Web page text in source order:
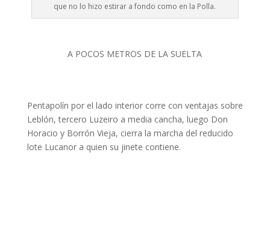
que no lo hizo estirar a fondo como en la Polla.
A POCOS METROS DE LA SUELTA
Pentapolín por el lado interior corre con ventajas sobre
Leblón, tercero Luzeiro a media cancha, luego Don
Horacio y Borrón Vieja, cierra la marcha del reducido
lote Lucanor a quien su jinete contiene.